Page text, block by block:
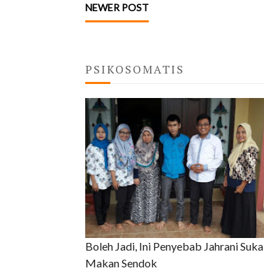
NEWER POST
PSIKOSOMATIS
Boleh Jadi, Ini Penyebab Jahrani Suka
Makan Sendok